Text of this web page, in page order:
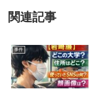
関連記事
事件